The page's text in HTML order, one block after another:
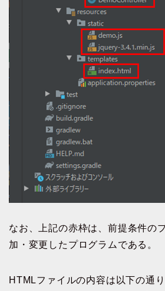
なお、上記の赤枠は、前提条件の
加・変更したプログラムである。
HTMLファイルの内容は以下の通